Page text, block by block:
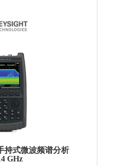
持式微波频谱分析
GHz